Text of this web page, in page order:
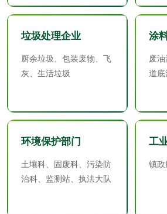
垃圾处理企业
厨余垃圾、包装废物、飞
灰、生活垃圾
涂
废
道底
环境保护部门
土壤科、固废科、污染防
治科、监测站、执法大队
工
镇政
包装袋检测
纸制品
卫生纸原纸检测
性能评价
瓦楞纸板检测